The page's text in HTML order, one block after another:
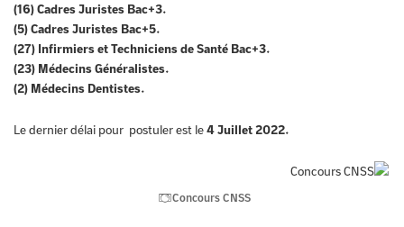
(16) Cadres Juristes Bac+3.
(5) Cadres Juristes Bac+5.
(27) Infirmiers et Techniciens de Santé Bac+3.
(23) Médecins Généralistes.
(2) Médecins Dentistes.
Le dernier délai pour postuler est le4 Juillet 2022.
Concours CNSS